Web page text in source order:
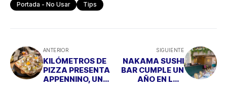
Portada - No Usar
Tips
ANTERIOR
KILÓMETROS DE
PIZZA PRESENTA
APPENNINO, UNA
SIGUIENTE
NAKAMA SUSHI
BAR CUMPLE UN
AÑO EN LAS